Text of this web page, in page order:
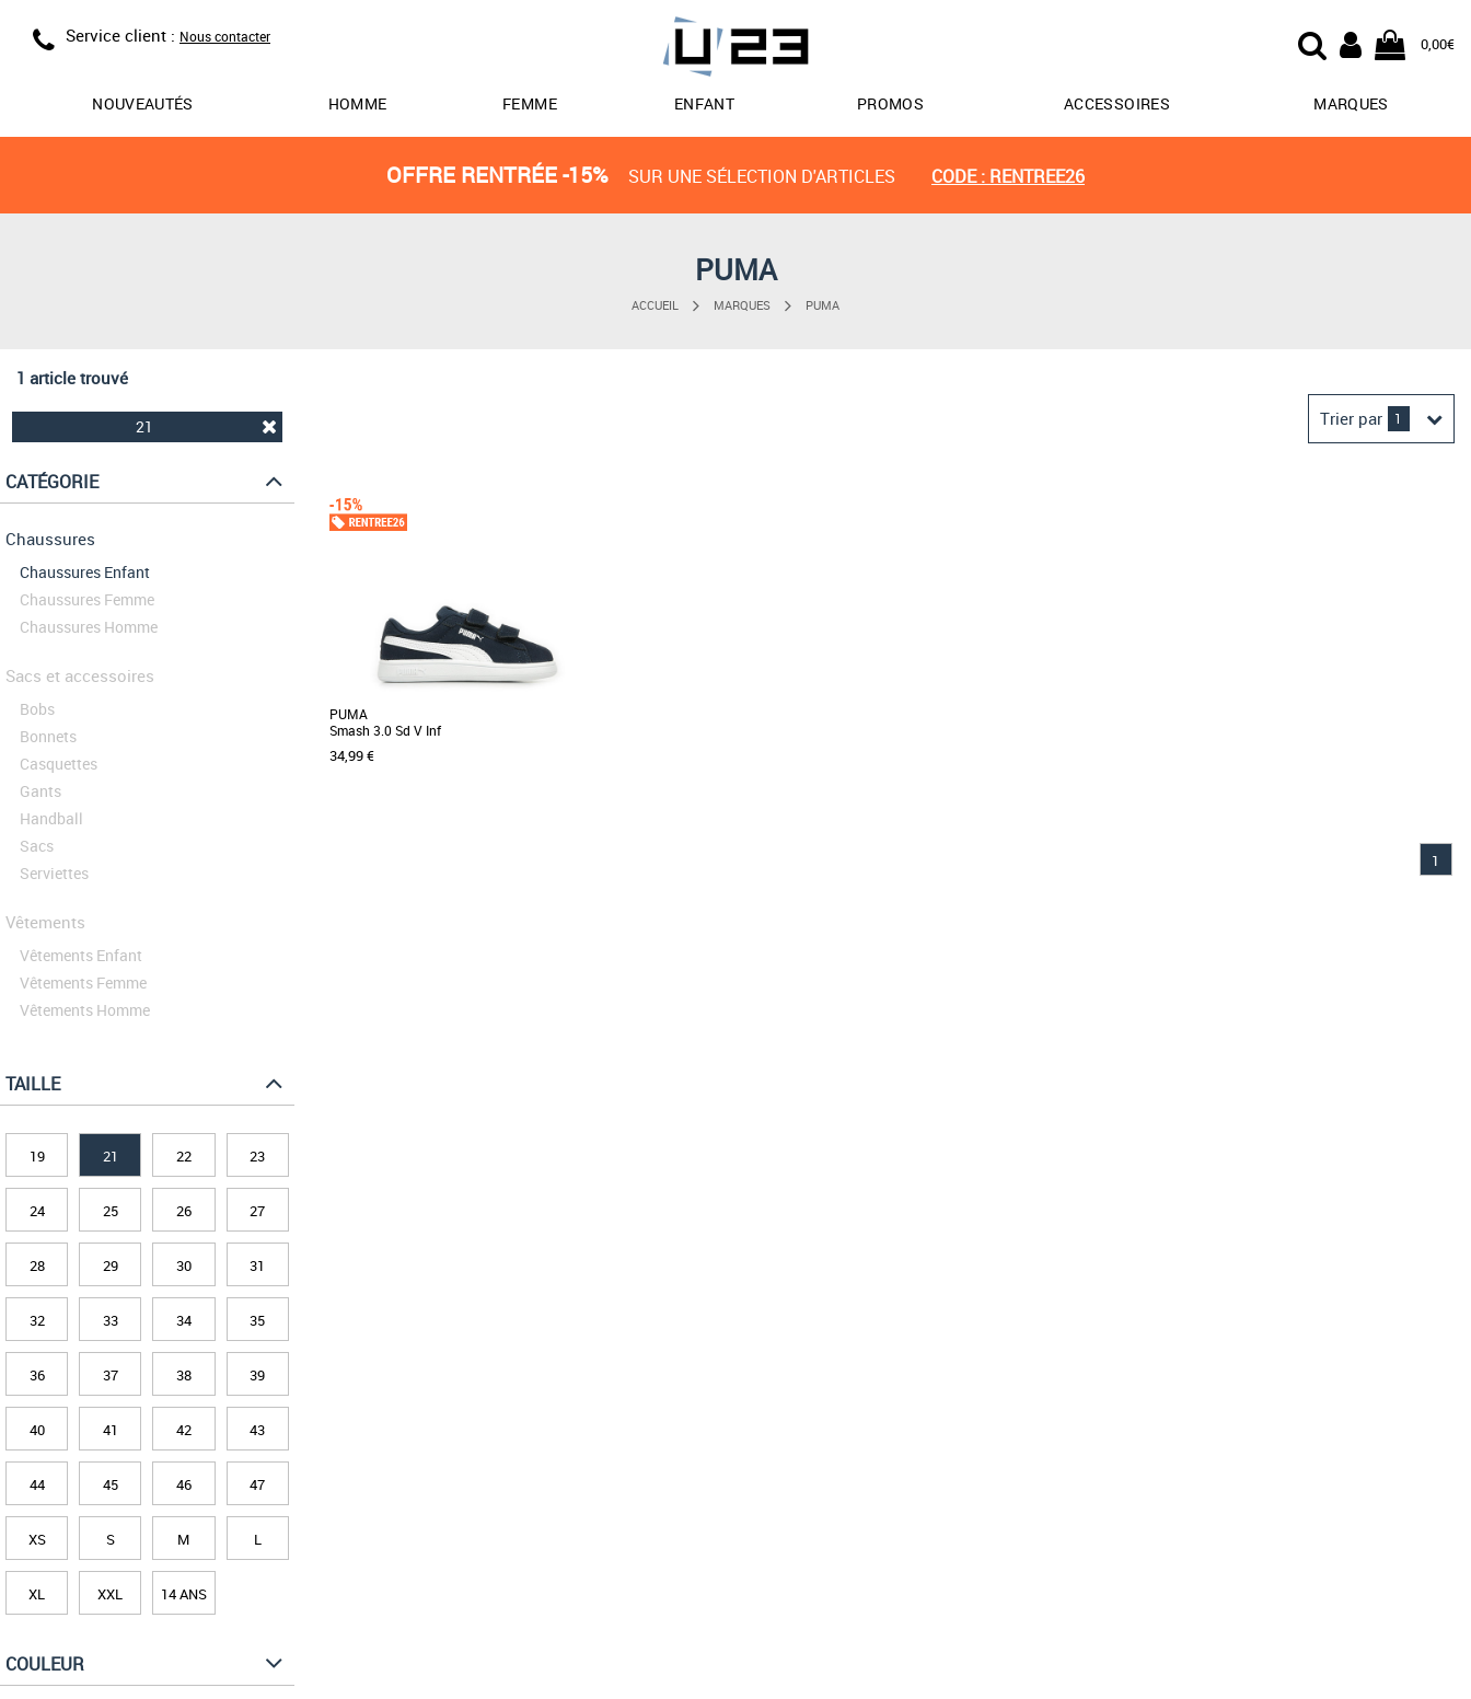
Service client : Nous contacter 0,00€
NOUVEAUTÉS HOMME FEMME ENFANT PROMOS ACCESSOIRES MARQUES
OFFRE RENTRÉE -15% SUR UNE SÉLECTION D'ARTICLES CODE : RENTREE26
PUMA
ACCUEIL MARQUES PUMA
1 article trouvé
21
CATÉGORIE
Chaussures
Chaussures Enfant
Chaussures Femme
Chaussures Homme
Sacs et accessoires
Bobs
Bonnets
Casquettes
Gants
Handball
Sacs
Serviettes
Vêtements
Vêtements Enfant
Vêtements Femme
Vêtements Homme
TAILLE
19 21 22 23
24 25 26 27
28 29 30 31
32 33 34 35
36 37 38 39
40 41 42 43
44 45 46 47
XS S M L
XL XXL 14 ANS
COULEUR
Trier par 1
PUMA
Smash 3.0 Sd V Inf
34,99 €
1